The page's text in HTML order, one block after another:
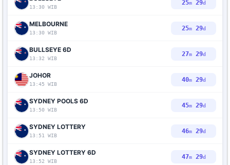
13:30 WIB
25m28d
MELBOURNE
13:30 WIB
25m28d
BULLSEYE 6D
13:32 WIB
27m28d
JOHOR
13:45 WIB
40m28d
SYDNEY POOLS 6D
13:50 WIB
45m28d
SYDNEY LOTTERY
13:51 WIB
46m28d
SYDNEY LOTTERY 6D
13:52 WIB
47m28d